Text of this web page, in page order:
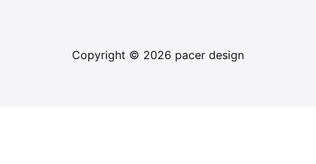
Copyright © 2026 pacer design